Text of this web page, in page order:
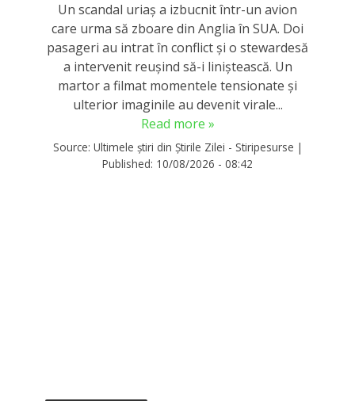
Un scandal uriaș a izbucnit într-un avion
care urma să zboare din Anglia în SUA. Doi
pasageri au intrat în conflict și o stewardesă
a intervenit reușind să-i liniștească. Un
martor a filmat momentele tensionate și
ulterior imaginile au devenit virale...
Read more »
Source: Ultimele știri din Știrile Zilei - Stiripesurse |
Published: 10/08/2026 - 08:42